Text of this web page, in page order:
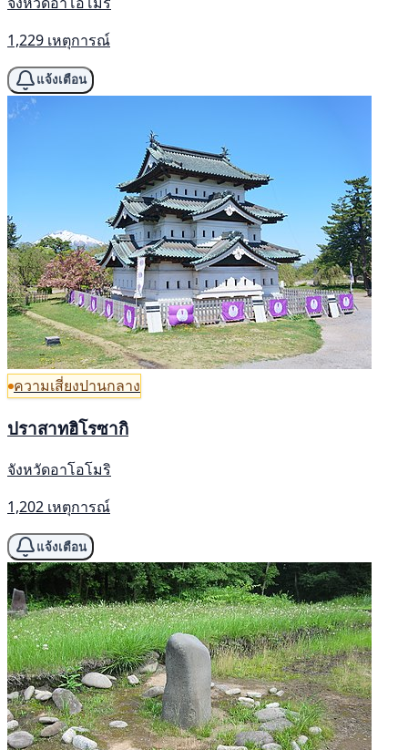
1,229 เหตุการณ์
แจ้งเตือน
ความเสี่ยงปานกลาง
ปราสาทฮิโรซากิ
จังหวัดอาโอโมริ
1,202 เหตุการณ์
แจ้งเตือน